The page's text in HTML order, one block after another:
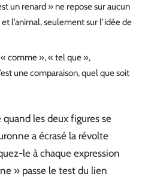
un renard » ne repose sur aucun
l’animal, seulement sur l’idée de
comme », « tel que »,
une comparaison, quel que soit
les deux figures se
a écrasé la révolte
le à chaque expression
» passe le test du lien